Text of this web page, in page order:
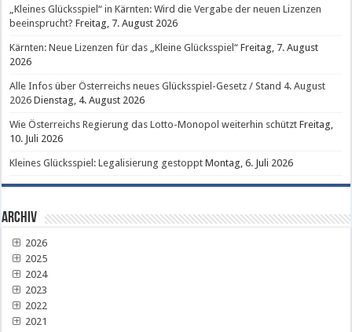
„Kleines Glücksspiel“ in Kärnten: Wird die Vergabe der neuen Lizenzen
beeinsprucht? Freitag, 7. August 2026
Kärnten: Neue Lizenzen für das „Kleine Glücksspiel“ Freitag, 7. August
2026
Alle Infos über Österreichs neues Glücksspiel-Gesetz / Stand 4. August
2026 Dienstag, 4. August 2026
Wie Österreichs Regierung das Lotto-Monopol weiterhin schützt Freitag,
10. Juli 2026
Kleines Glücksspiel: Legalisierung gestoppt Montag, 6. Juli 2026
Archiv
2026
2025
2024
2023
2022
2021